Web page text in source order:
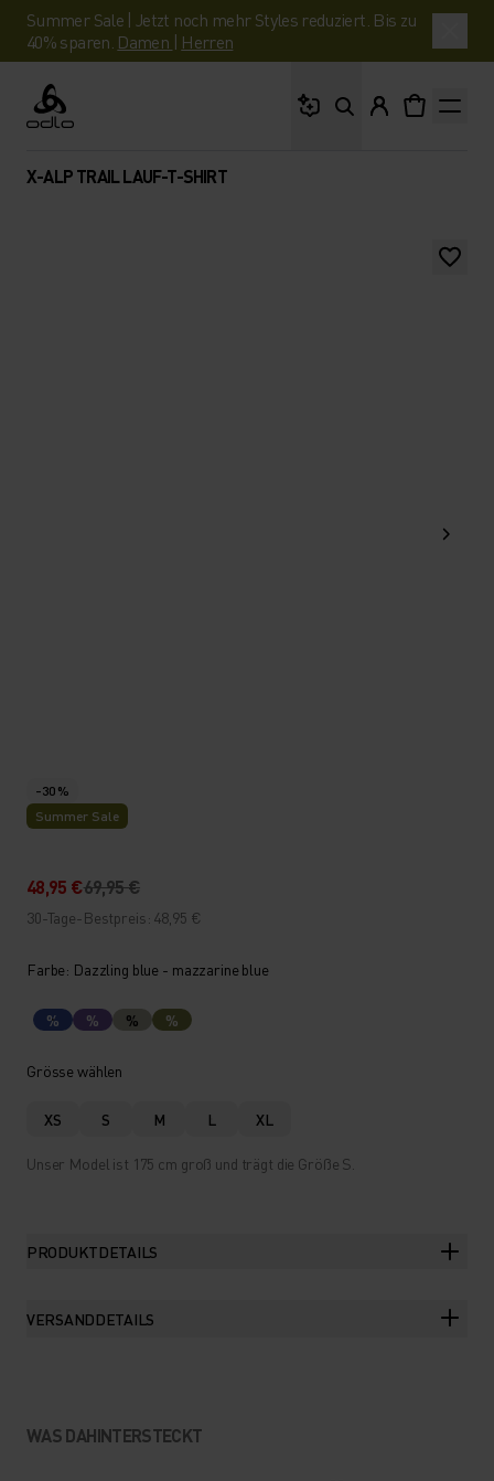
Summer Sale | Jetzt noch mehr Styles reduziert. Bis zu
40% sparen. Damen | Herren
Odlo
X-ALP TRAIL LAUF-T-SHIRT
-30 %
Summer Sale
48,95 €69,95 €
30-Tage-Bestpreis: 48,95 €
Farbe: Dazzling blue - mazzarine blue
% % % %
Grösse wählen
XS S M L XL
Unser Model ist 175 cm groß und trägt die Größe S.
PRODUKTDETAILS
VERSANDDETAILS
WAS DAHINTERSTECKT